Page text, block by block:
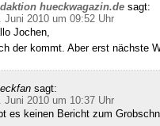
hueckwagazin.de sagt:
Juni 2010 um 09:52 Uhr
Jochen,
der kommt. Aber erst nächste
sagt:
Juni 2010 um 10:37 Uhr
es keinen Bericht zum